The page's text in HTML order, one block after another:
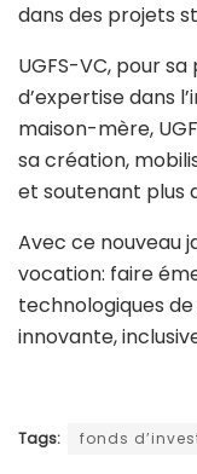
dans des projets
UGFS-VC, pour sa
d’expertise dans
maison-mère,
sa création,
et soutenant plus
Avec ce nouveau
vocation: faire
technologiques de
innovante,
Tags: fonds